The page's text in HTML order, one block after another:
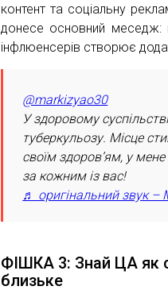
контент та соціальну
донесе основний меседж:
інфлюенсерів створює
@markizyao30
У здоровому
туберкульозу. Місце
своїм здоров’ям, у
за кожним із вас!
♬ оригінальний звук –
ФІШКА 3: Знай ЦА як
близьке